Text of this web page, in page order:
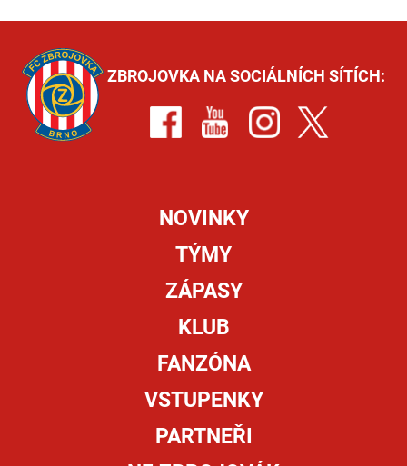
ZBROJOVKA NA SOCIÁLNÍCH SÍTÍCH:
NOVINKY
TÝMY
ZÁPASY
KLUB
FANZÓNA
VSTUPENKY
PARTNEŘI